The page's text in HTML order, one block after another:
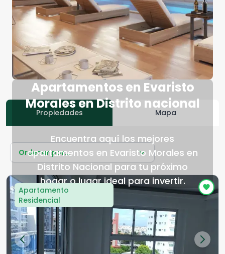
Apartamentos en Evaristo
Morales en Distrito nacional
Encuentra aquí los mejores
apartamentos en Evaristo Morales en
Distrito Nacional para tu próximo
hogar o lugar ideal para invertir.
Propiedades Mapa
Ordenar por...
Apartamento
Residencial